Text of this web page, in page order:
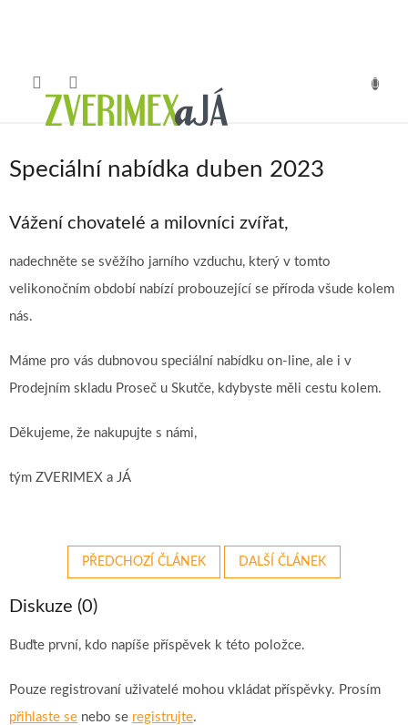
Speciální nabídka duben 2023
Vážení chovatelé a milovníci zvířat,
nadechněte se svěžího jarního vzduchu, který v tomto
velikonočním období nabízí probouzející se příroda všude kolem
nás.
Máme pro vás dubnovou speciální nabídku on-line, ale i v
Prodejním skladu Proseč u Skutče, kdybyste měli cestu kolem.
Děkujeme, že nakupujte s námi,
tým ZVERIMEX a JÁ
PŘEDCHOZÍ ČLÁNEK DALŠÍ ČLÁNEK
Diskuze (0)
Buďte první, kdo napíše příspěvek k této položce.
Pouze registrovaní uživatelé mohou vkládat příspěvky. Prosím
přihlaste se nebo se registrujte.